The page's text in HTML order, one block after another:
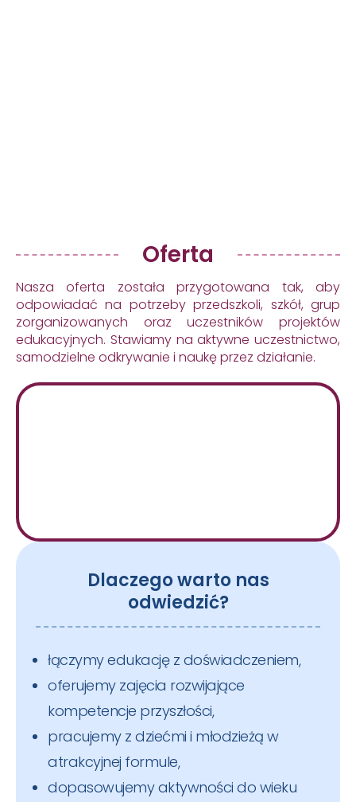
Oferta
Nasza oferta została przygotowana tak, aby
odpowiadać na potrzeby przedszkoli, szkół, grup
zorganizowanych oraz uczestników projektów
edukacyjnych. Stawiamy na aktywne uczestnictwo,
samodzielne odkrywanie i naukę przez działanie.
Dlaczego warto nas
odwiedzić?
łączymy edukację z doświadczeniem,
oferujemy zajęcia rozwijające
kompetencje przyszłości,
pracujemy z dziećmi i młodzieżą w
atrakcyjnej formule,
dopasowujemy aktywności do wieku